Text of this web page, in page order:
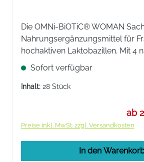
Die OMNi-BiOTiC® WOMAN
Nahrungsergänzungsmittel für
hochaktiven Laktobazillen. Mit 4
menschlichen Körper
vermehrungsfähigen
Sofort verfügbar
Inhalt: 28 Stück
ab
Preise inkl. MwSt. zzgl. Versandkosten
In den